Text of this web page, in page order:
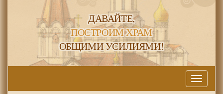
ДАВАЙТЕ,
ПОСТРОИМ ХРАМ
ОБЩИМИ УСИЛИЯМИ!
Меню